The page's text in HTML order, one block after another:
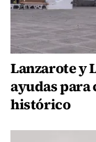
Lanzarote y
ayudas
histórico